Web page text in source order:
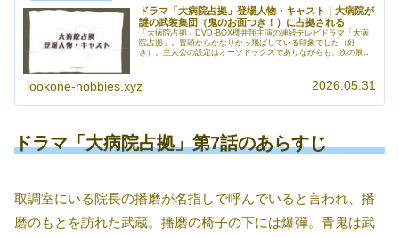
ドラマ「大病院占拠」登場人物・キャスト｜大病院が
謎の武装集団（鬼のお面つき！）に占拠される
「大病院占拠」DVD-BOX櫻井翔主演の連続テレビドラマ「大病
院占拠」。冒頭からかなりかっ飛ばしている印象でした（好
き）。主人公の設定はオーソドックスでありながらも、次の展開
lookone-hobbies.xyz 2026.05.31
ドラマ「大病院占拠」第7話のあらすじ
取調室にいる院長の播磨が名指しで呼んでいると言われ、播
磨のもとを訪れた武蔵。播磨の椅子の下には爆弾。青鬼は武